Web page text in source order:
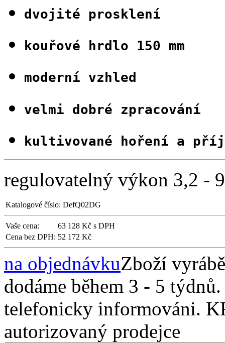
dvojité prosklení
kouřové hrdlo 150 mm
moderní vzhled
velmi dobré zpracování
kultivované hoření a
regulovatelný výkon 3,2 -
Katalogové číslo: DefQ02DG
Vaše cena:
63 128 Kč s DPH
Cena bez DPH: 52 172 Kč
na objednávkuZboží
dodáme během 3 - 5
telefonicky informováni.
autorizovaný prodejce